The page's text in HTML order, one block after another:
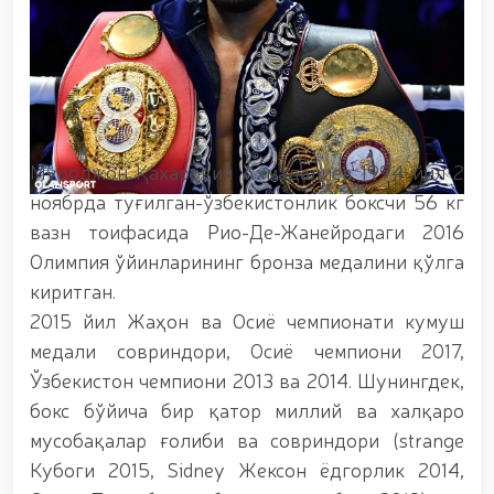
этилди. // Хавфсиз муҳитни таъминлашга
қаратилган чора-тадбирлар Миллий гвардия
қўмондони генерал-полковник Б. Ташматов
раҳбарлигида Юнусобод туманида амалга
оширилди // Буюк давлат арбоби Соҳибқирон
Амир Темур таваллудининг 690 йиллиги
муносабати билан, Ўзбекистон Миллий кино
санъати саройида Миллий гвардия тизимидаги
ёшлар билан учрашув бўлиб ўтди. // Байрам
кунларида хавфсизлик тўлиқ таъминланди //
Наврўз шукуҳи: отлиқ парадлар ташкил этилди //
“Наврўзни улуғлаш – инсонни улуғлашдир!” шиори
остида байрам сайли // Аскарлар касб-ҳунар
сертификатларига эга бўлди // Қаҳрамонлар
хотираси ёд этилди // // Странджа турнирида
Миллий гвардия ҳарбий хизматчиси Навбаҳор
Ҳамидова олтин медални қўлга киритди. // Ирода
Исмоилова «Содиқ хизматлари учун» медали
билан тақдирланди. // Ўзбекистон Қуролли
Кучларида киберспорт, дрон ва робот
технологиялари йўналишлари ривожлантирилади
// Андижон вилоятида Республика ишчи
Муроджон Қахарович Ахмадалиев 1994 йил 2
ноябрда туғилган-ўзбекистонлик боксчи 56 кг
вазн тоифасида Рио-Де-Жанейродаги 2016
Олимпия ўйинларининг бронза медалини қўлга
киритган.
2015 йил Жаҳон ва Осиё чемпионати кумуш
медали совриндори, Осиё чемпиони 2017,
Ўзбекистон чемпиони 2013 ва 2014. Шунингдек,
бокс бўйича бир қатор миллий ва халқаро
мусобақалар ғолиби ва совриндори (strange
Кубоги 2015, Sidney Жексон ёдгорлик 2014,